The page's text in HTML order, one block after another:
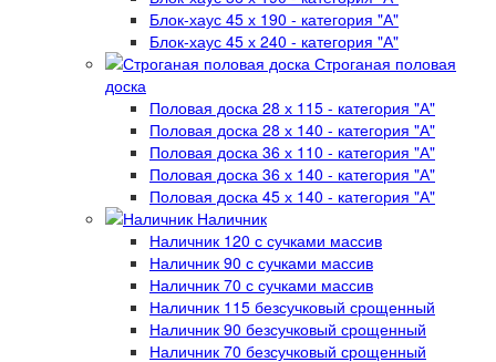
Блок-хаус 45 х 190 - категория "А"
Блок-хаус 45 х 240 - категория "А"
Строганая половая
доска
Половая доска 28 х 115 - категория "А"
Половая доска 28 х 140 - категория "А"
Половая доска 36 х 110 - категория "А"
Половая доска 36 х 140 - категория "А"
Половая доска 45 х 140 - категория "А"
Наличник
Наличник 120 с сучками массив
Наличник 90 с сучками массив
Наличник 70 с сучками массив
Наличник 115 безсучковый срощенный
Наличник 90 безсучковый срощенный
Наличник 70 безсучковый срощенный